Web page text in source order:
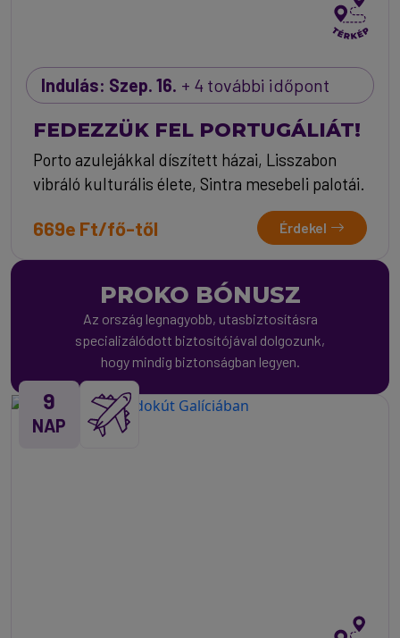
Indulás: Szep. 16. + 4 további időpont
FEDEZZÜK FEL PORTUGÁLIÁT!
Porto azulejákkal díszített házai, Lisszabon
vibráló kulturális élete, Sintra mesebeli palotái.
669e Ft/fő-től Érdekel
PROKO BÓNUSZ
Az ország legnagyobb, utasbiztosításra
specializálódott biztosítójával dolgozunk,
hogy mindig biztonságban legyen.
9
NAP